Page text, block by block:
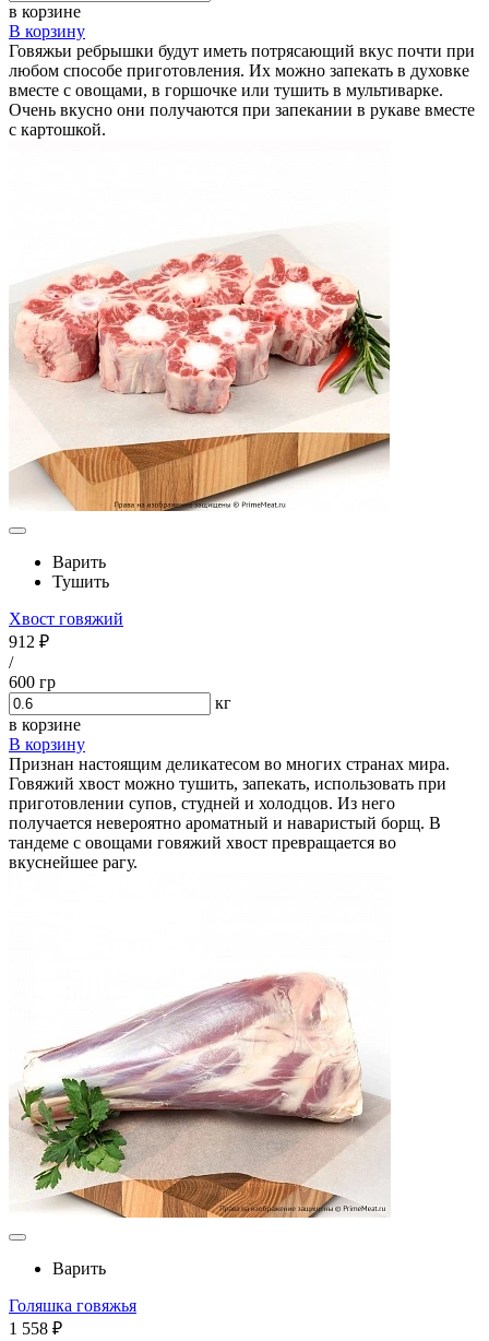
в корзине
В корзину
Говяжьи ребрышки будут иметь потрясающий вкус почти при
любом способе приготовления. Их можно запекать в духовке
вместе с овощами, в горшочке или тушить в мультиварке.
Очень вкусно они получаются при запекании в рукаве вместе
с картошкой.
Варить
Тушить
Хвост говяжий
912 ₽
/
600 гр
кг
в корзине
В корзину
Признан настоящим деликатесом во многих странах мира.
Говяжий хвост можно тушить, запекать, использовать при
приготовлении супов, студней и холодцов. Из него
получается невероятно ароматный и наваристый борщ. В
тандеме с овощами говяжий хвост превращается во
вкуснейшее рагу.
Варить
Голяшка говяжья
1 558 ₽